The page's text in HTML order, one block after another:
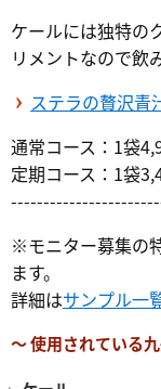
ケールには独特の
リメントなので飲
ステラの贅沢青
通常コース：1袋
定期コース：1袋
※モニター募集の
ます。
詳細はサンプル一
～ 使用されている